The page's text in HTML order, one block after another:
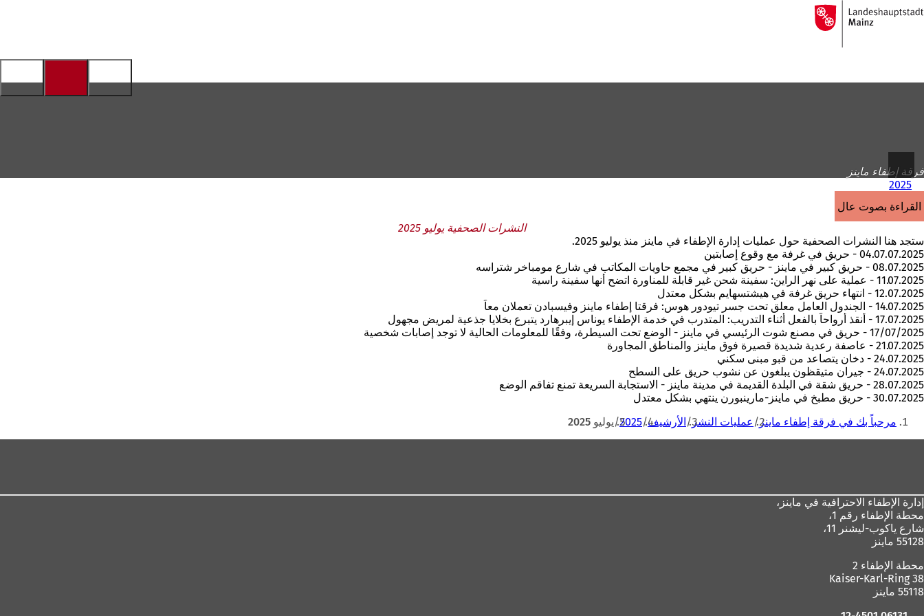
الانتقال إلى المحتوى
إلى
الصفحة
فرقة إطفاء ماينز
2025
القراءة بصوت عالٍ
النشرات الصحفية يوليو 2025
ستجد هنا النشرات الصحفية حول عمليات إدارة الإطفاء في ماينز منذ يوليو 2025.
04.07.07.2025 - حريق في غرفة مع وقوع إصابتين
08.07.2025 - حريق كبير في ماينز - حريق كبير في مجمع حاويات المكاتب في شارع مومباخر شتراسه
11.07.2025 - عملية على نهر الراين: سفينة شحن غير قابلة للمناورة اتضح أنها سفينة راسية
12.07.2025 - انتهاء حريق غرفة في هيشتسهايم بشكل معتدل
14.07.2025 - الجندول العامل معلق تحت جسر تيودور هوس: فرقتا إطفاء ماينز وفيسبادن تعملان معاً
17.07.2025 - أنقذ أرواحاً بالفعل أثناء التدريب: المتدرب في خدمة الإطفاء يوناس إيبرهارد يتبرع بخلايا جذعية لمريض مجهول
17/07/2025 - حريق في مصنع شوت الرئيسي في ماينز - الوضع تحت السيطرة، وفقًا للمعلومات الحالية لا توجد إصابات شخصية
21.07.2025 - عاصفة رعدية شديدة قصيرة فوق ماينز والمناطق المجاورة
24.07.2025 - دخان يتصاعد من قبو مبنى سكني
24.07.2025 - جيران متيقظون يبلغون عن نشوب حريق على السطح
28.07.2025 - حريق شقة في البلدة القديمة في مدينة ماينز - الاستجابة السريعة تمنع تفاقم الوضع
30.07.2025 - حريق مطبخ في ماينز-مارينبورن ينتهي بشكل معتدل
أنت مرحباً بك في فرقة إطفاء ماينز عمليات النشر الأرشيف 2025 يوليو 2025
إدارة الإطفاء الاحترافية في ماينز،
محطة الإطفاء رقم 1،
شارع ياكوب-ليشنر 11،
55128 ماينز
محطة الإطفاء 2
Kaiser-Karl-Ring 38
55118 ماينز